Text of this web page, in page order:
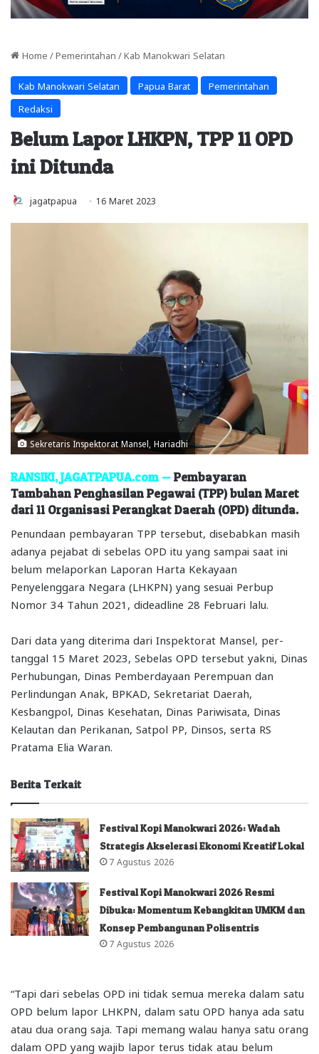
Home / Pemerintahan / Kab Manokwari Selatan
Kab Manokwari Selatan Papua Barat Pemerintahan
Redaksi
Belum Lapor LHKPN, TPP 11 OPD
ini Ditunda
jagatpapua 16 Maret 2023
Sekretaris Inspektorat Mansel, Hariadhi
RANSIKI, JAGATPAPUA.com —Pembayaran
Tambahan Penghasilan Pegawai (TPP) bulan Maret
dari 11 Organisasi Perangkat Daerah (OPD) ditunda.
Penundaan pembayaran TPP tersebut, disebabkan masih
adanya pejabat di sebelas OPD itu yang sampai saat ini
belum melaporkan Laporan Harta Kekayaan
Penyelenggara Negara (LHKPN) yang sesuai Perbup
Nomor 34 Tahun 2021, dideadline 28 Februari lalu.
Dari data yang diterima dari Inspektorat Mansel, per-
tanggal 15 Maret 2023, Sebelas OPD tersebut yakni, Dinas
Perhubungan, Dinas Pemberdayaan Perempuan dan
Perlindungan Anak, BPKAD, Sekretariat Daerah,
Kesbangpol, Dinas Kesehatan, Dinas Pariwisata, Dinas
Kelautan dan Perikanan, Satpol PP, Dinsos, serta RS
Pratama Elia Waran.
Berita Terkait
Festival Kopi Manokwari 2026: Wadah
Strategis Akselerasi Ekonomi Kreatif Lokal
7 Agustus 2026
Festival Kopi Manokwari 2026 Resmi
Dibuka: Momentum Kebangkitan UMKM dan
Konsep Pembangunan Polisentris
7 Agustus 2026
“Tapi dari sebelas OPD ini tidak semua mereka dalam satu
OPD belum lapor LHKPN, dalam satu OPD hanya ada satu
atau dua orang saja. Tapi memang walau hanya satu orang
dalam OPD yang wajib lapor terus tidak atau belum